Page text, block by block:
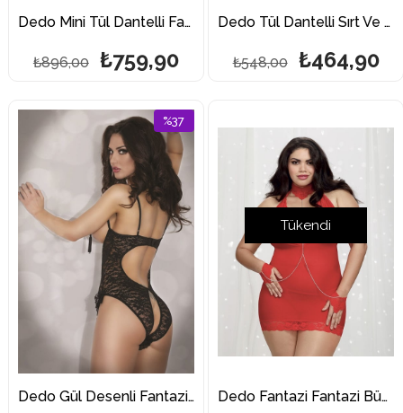
Dedo Mini Tül Dantelli Fantazi Öğrenci Kostümü
₺759,90
₺896,00
Dedo Tül Dantelli Sırt Ve Göğüs Dekolteli Fantazi Hizmetçi Kostümü
₺464,90
₺548,00
Dedo Gül Desenli Fantazi Mayokini 3153
%37
İndirim
%37İndirim
Tükendi
Dedo Fantazi Fantazi Büyük Beden Göğüs Kısmı Dantel Kırmızı Mini Fantazi Gecelik